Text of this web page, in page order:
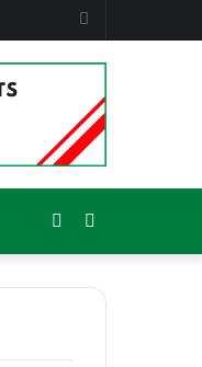
Rechercher
skin
Sidebar
(barre